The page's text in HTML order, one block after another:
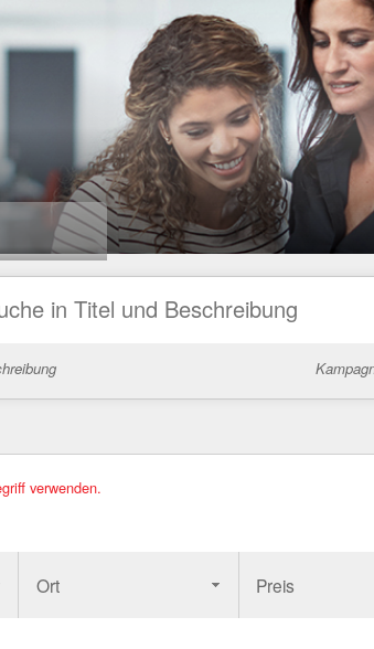
verwenden.
Ort Preis